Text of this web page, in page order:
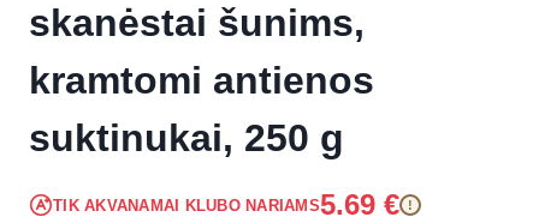
skanėstai šunims,
kramtomi antienos
suktinukai, 250 g
TIK AKVANAMAI KLUBO NARIAMS5.69€ !